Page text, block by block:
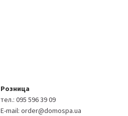
Розница
тел.: 095 596 39 09
E-mail: order@domospa.ua